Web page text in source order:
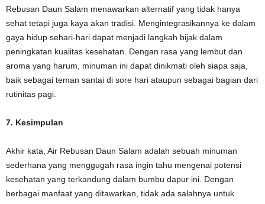
Rebusan Daun Salam menawarkan alternatif yang tidak hanya
sehat tetapi juga kaya akan tradisi. Mengintegrasikannya ke dalam
gaya hidup sehari-hari dapat menjadi langkah bijak dalam
peningkatan kualitas kesehatan. Dengan rasa yang lembut dan
aroma yang harum, minuman ini dapat dinikmati oleh siapa saja,
baik sebagai teman santai di sore hari ataupun sebagai bagian dari
rutinitas pagi.
7. Kesimpulan
Akhir kata, Air Rebusan Daun Salam adalah sebuah minuman
sederhana yang menggugah rasa ingin tahu mengenai potensi
kesehatan yang terkandung dalam bumbu dapur ini. Dengan
berbagai manfaat yang ditawarkan, tidak ada salahnya untuk